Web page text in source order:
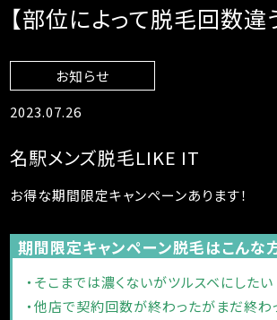
【部位によって脱毛回数違
お知らせ
2023.07.26
名駅メンズ脱毛LIKE IT
お得な期間限定キャンペーンあります！
期間限定キャンペーン脱毛はこんな
・そこまでは濃くないがツルスベにしたい
・他店で契約回数が終わったがまだ終わ